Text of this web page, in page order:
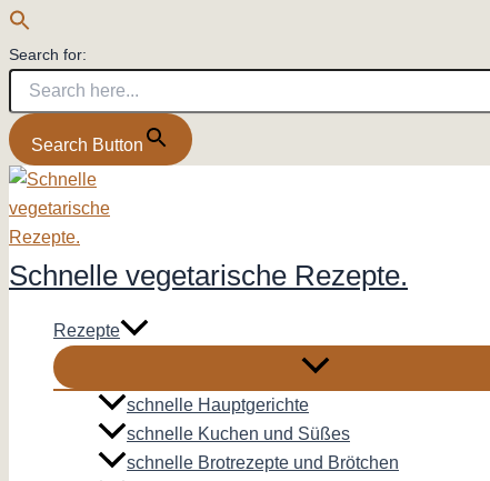
Search for:
Search Button
Zum
Inhalt
springen
Schnelle vegetarische Rezepte.
Rezepte
schnelle Hauptgerichte
schnelle Kuchen und Süßes
schnelle Brotrezepte und Brötchen